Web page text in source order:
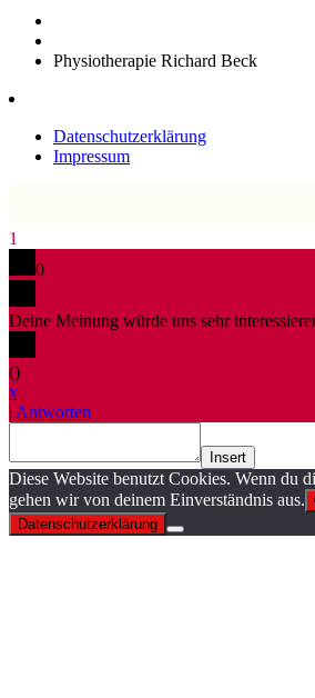
Physiotherapie Richard Beck
Datenschutzerklärung
Impressum
1
0
Deine Meinung würde uns sehr
()
x
| Antworten
Insert
Diese Website benutzt Cookies. Wenn du
gehen wir von deinem Einverständnis aus.
Datenschutzerklärung